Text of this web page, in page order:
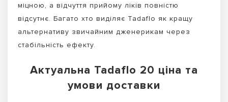
міцною, а відчуття прийому ліків повністю
відсутнє. Багато хто виділяє Tadaflo як кращу
альтернативу звичайним дженерикам через
стабільність ефекту.
Актуальна Tadaflo 20 ціна та
умови доставки